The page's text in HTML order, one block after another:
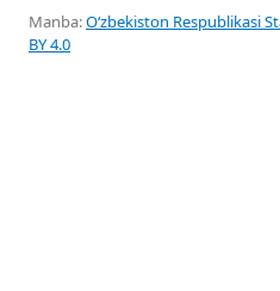
Manba:Oʻzbekiston Respublikasi
BY 4.0